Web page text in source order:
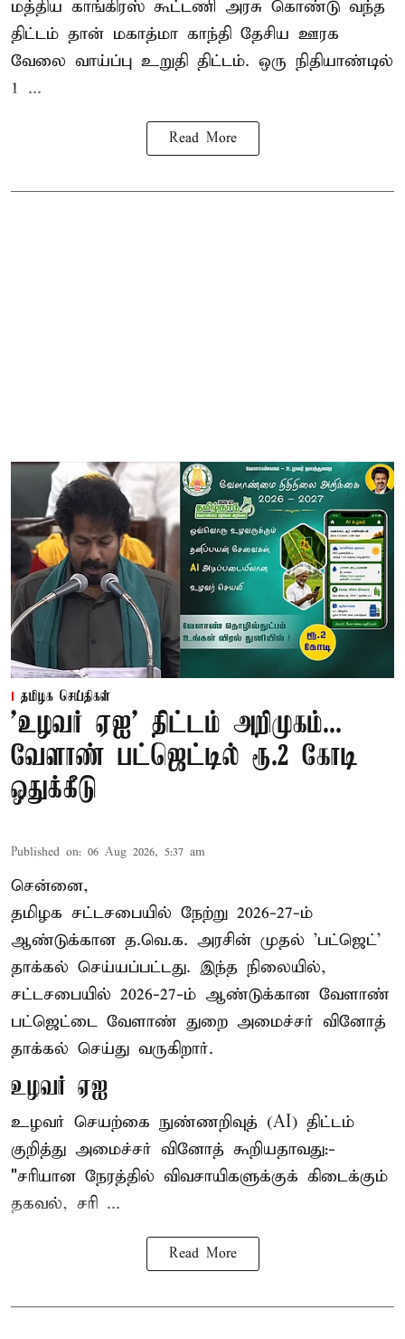
மத்திய காங்கிரஸ் கூட்டணி அரசு கொண்டு வந்த
திட்டம் தான் மகாத்மா காந்தி தேசிய ஊரக
வேலை வாய்ப்பு உறுதி திட்டம். ஒரு நிதியாண்டில்
1 ...
Read More
தமிழக செய்திகள்
'உழவர் ஏஐ' திட்டம் அறிமுகம்...
வேளாண் பட்ஜெட்டில் ரூ.2 கோடி
ஒதுக்கீடு
Published on: 06 Aug 2026, 5:37 am
சென்னை,
தமிழக சட்டசபையில் நேற்று 2026-27-ம்
ஆண்டுக்கான த.வெ.க. அரசின் முதல் 'பட்ஜெட்'
தாக்கல் செய்யப்பட்டது. இந்த நிலையில்,
சட்டசபையில் 2026-27-ம் ஆண்டுக்கான வேளாண்
பட்ஜெட்டை வேளாண் துறை அமைச்சர் வினோத்
தாக்கல் செய்து வருகிறார்.
உழவர் ஏஐ
உழவர் செயற்கை நுண்ணறிவுத் (AI) திட்டம்
குறித்து அமைச்சர் வினோத் கூறியதாவது:-
"சரியான நேரத்தில் விவசாயிகளுக்குக் கிடைக்கும்
தகவல், சரி ...
Read More